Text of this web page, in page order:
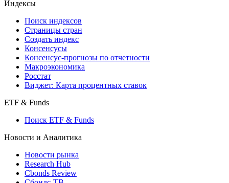
Кредиты
Поиск кредитов
Индексы
Поиск индексов
Страницы стран
Создать индекс
Консенсусы
Консенсус-прогнозы по отчетности
Макроэкономика
Виджет: Карта процентных ставок
ETF & Funds
Поиск ETF & Funds
Новости и Аналитика